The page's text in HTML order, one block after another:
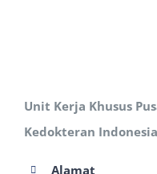
Unit Kerja Khusus
Kedokteran Indonesia
Alamat